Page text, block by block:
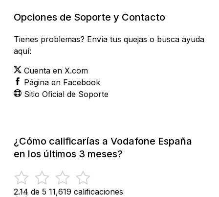
Opciones de Soporte y Contacto
Tienes problemas? Envía tus quejas o busca ayuda
aquí:
Cuenta en X.com
Página en Facebook
Sitio Oficial de Soporte
¿Cómo calificarías a Vodafone España
en los últimos 3 meses?
2.14 de 5 11,619 calificaciones